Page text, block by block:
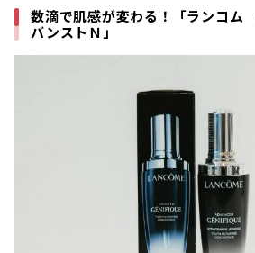
数滴で肌感が変わる！「ランコ
バンストＮ」